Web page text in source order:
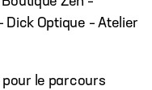
Dick Optique – Atelier
pour le parcours